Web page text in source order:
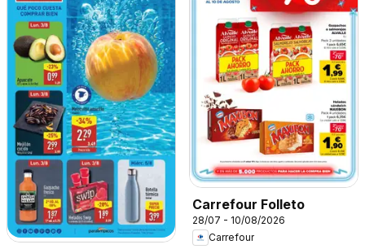
Carrefour Folleto
28/07 - 10/08/2026
Carrefour